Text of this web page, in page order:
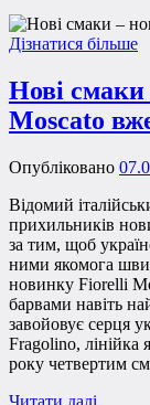
Дізнатися більше
Нові смаки
Moscato
Опубліковано
Відомий
прихильників
за тим, щоб
ними якомога
новинку Fiorelli
барвами навіть
завойовує серця
Fragolino,
року четвертим
Читати далі